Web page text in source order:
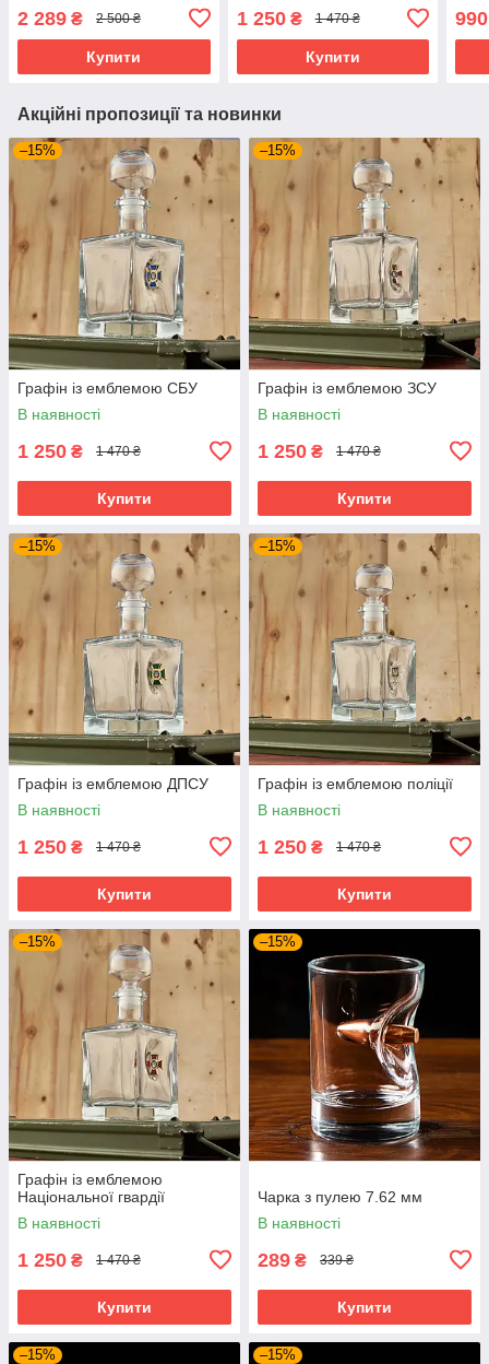
2 289 ₴ 2 500 ₴
Купити
1 250₴ 1 470 ₴
Купити
990
Акційні пропозиції та новинки
–15%
Графін із емблемою СБУ
В наявності
1 250 ₴ 1 470 ₴
Купити
–15%
Графін із емблемою ЗСУ
В наявності
1 250 ₴ 1 470 ₴
Купити
–15%
Графін із емблемою ДПСУ
В наявності
1 250 ₴ 1 470 ₴
Купити
–15%
Графін із емблемою поліції
В наявності
1 250 ₴ 1 470 ₴
Купити
–15%
Графін із емблемою
Національної гвардії
В наявності
1 250 ₴ 1 470 ₴
Купити
–15%
Чарка з пулею 7.62 мм
В наявності
289 ₴ 339 ₴
Купити
–15% –15%